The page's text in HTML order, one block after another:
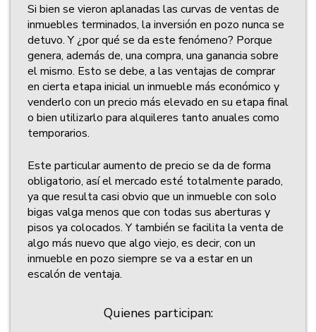
Si bien se vieron aplanadas las curvas de ventas de
inmuebles terminados, la inversión en pozo nunca se
detuvo. Y ¿por qué se da este fenómeno? Porque
genera, además de, una compra, una ganancia sobre
el mismo. Esto se debe, a las ventajas de comprar
en cierta etapa inicial un inmueble más económico y
venderlo con un precio más elevado en su etapa final
o bien utilizarlo para alquileres tanto anuales como
temporarios.
Este particular aumento de precio se da de forma
obligatorio, así el mercado esté totalmente parado,
ya que resulta casi obvio que un inmueble con solo
bigas valga menos que con todas sus aberturas y
pisos ya colocados. Y también se facilita la venta de
algo más nuevo que algo viejo, es decir, con un
inmueble en pozo siempre se va a estar en un
escalón de ventaja.
Quienes participan: